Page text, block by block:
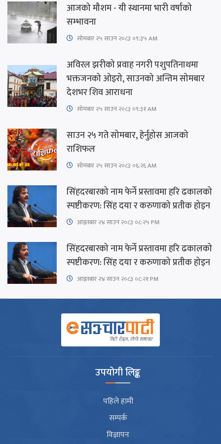
आजको मौशम - यी स्थानमा भारी वर्षाको
सम्भावना
सोमबार २५ साउन २०८३ ०९:३५ AM
अविरल झरीको प्रवाह नगरी पशुपतिनाथमा
भक्तजनको ओइरो, साउनको अन्तिम सोमबार
देशभर शिव आराधना
सोमबार २५ साउन २०८३ ०९:३१ AM
साउन २५ गते सोमबार, हेर्नुहोस आजको
राशिफल
सोमबार २५ साउन २०८३ ०६:२६ AM
सिंहदरबारको नाम फेर्ने प्रस्तावमा हरि ढकालको
स्पष्टीकरण: सिंह दया र करुणाको प्रतीक होइन
आइतबार​ २४ साउन २०८३ ०८:२५ PM
सिंहदरबारको नाम फेर्ने प्रस्तावमा हरि ढकालको
स्पष्टीकरण: सिंह दया र करुणाको प्रतीक होइन
आइतबार​ २४ साउन २०८३ ०८:२१ PM
उपयोगी लिङ्क
पहिले हामी
सम्पर्क
विज्ञापन